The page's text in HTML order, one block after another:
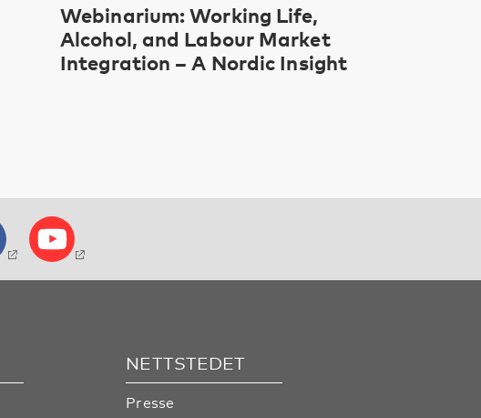
Webinarium: Working Life,
Alcohol, and Labour Market
Integration – A Nordic Insight
NETTSTEDET
Presse